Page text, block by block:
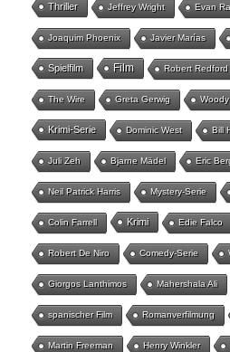
Thriller Jeffrey Wright Evan
Joaquim Phoenix Javier Marías
Spielfilm Film Robert Redford
The Wire Greta Gerwig
Krimi-Serie Dominic West Bill
Juli Zeh Bjarne Mädel Eric
Neil Patrick Harris Mystery-Serie
Colin Farrell Krimi Edie Falco
Robert De Niro Comedy-Serie
Giorgos Lanthimos Mahershala Ali
spanischer Film Romanverfilmung
Martin Freeman Henry Winkler